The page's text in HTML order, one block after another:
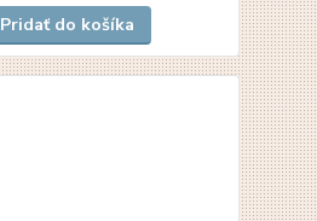
Pridať do košíka